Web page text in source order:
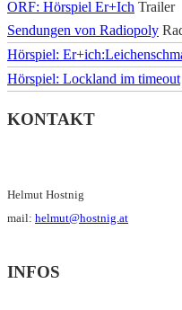
ORF: Hörspiel Er+Ich Trailer
Sendungen von Radiopoly
Hörspiel:
Hörspiel: Lockland im timeout
KONTAKT
Helmut Hostnig
mail: helmut@hostnig.at
INFOS